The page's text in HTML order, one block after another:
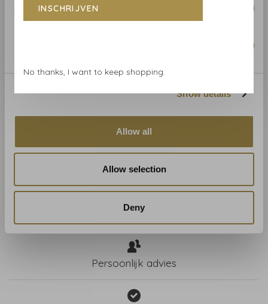
Statistics
Show details
Allow all
Allow selection
Deny
Lichtechtheid: moderate
Winkel in Haarlem
Gratis verzending vanaf € 50
Persoonlijk advies
INSCHRIJVEN
No thanks, I want to keep shopping.